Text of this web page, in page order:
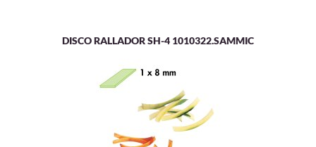
DISCO RALLADOR SH-4 1010322.SAMMIC